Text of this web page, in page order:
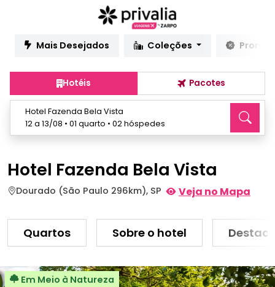
Mais Desejados Coleções
Hotéis Pacotes
Hotel Fazenda Bela Vista
12 a 13/08 • 01 quarto • 02 hóspedes
Hotel Fazenda Bela Vista
Dourado (São Paulo 296km), SP Veja no Mapa
Quartos Sobre o hotel
Em Meio à Natureza